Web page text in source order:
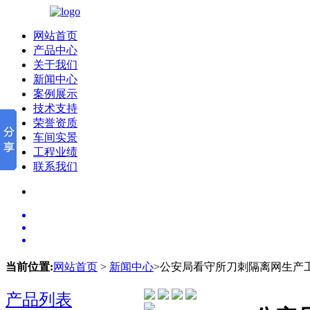
网站首页
产品中心
关于我们
新闻中心
案例展示
技术支持
荣誉资质
车间实景
工程业绩
联系我们
当前位置:网站首页 > 新闻中心>公安局看守所刀刺隔离网生产
产品列表